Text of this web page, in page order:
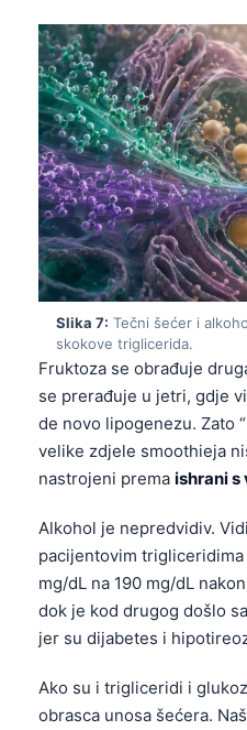
Slika 7: Tečni šećer i
skokove triglicerida.
Fruktoza se obrađuje
se prerađuje u jetri, gdje
de novo lipogenezu. Zato
velike zdjele smoothieja
nastrojeni prema ishrani
Alkohol je nepredvidiv.
pacijentovim
mg/dL na 190 mg/dL
dok je kod drugog došlo
jer su dijabetes i
Ako su i trigliceridi i
obrasca unosa šećera.
Suomi
Hrvatski
Slovenčina
كوردی‎
پښتو
سنڌي
অসমীয়া
Galego
Latviešu valoda
Македонски јазик
Euskara
Gàidhlig
Occitan
العربية المغربية
Afrikaans
Монгол
ພາສາລາວ
Basa Jawa
Cebuano